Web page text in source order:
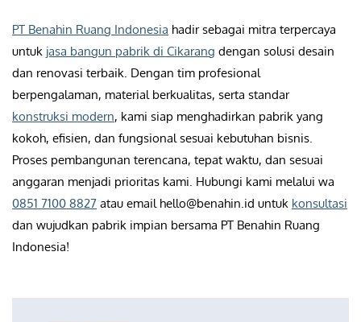
PT Benahin Ruang Indonesia hadir sebagai mitra terpercaya
untuk jasa bangun pabrik di Cikarang dengan solusi desain
dan renovasi terbaik. Dengan tim profesional
berpengalaman, material berkualitas, serta standar
konstruksi modern, kami siap menghadirkan pabrik yang
kokoh, efisien, dan fungsional sesuai kebutuhan bisnis.
Proses pembangunan terencana, tepat waktu, dan sesuai
anggaran menjadi prioritas kami. Hubungi kami melalui wa
0851 7100 8827 atau email hello@benahin.id untuk konsultasi
dan wujudkan pabrik impian bersama PT Benahin Ruang
Indonesia!